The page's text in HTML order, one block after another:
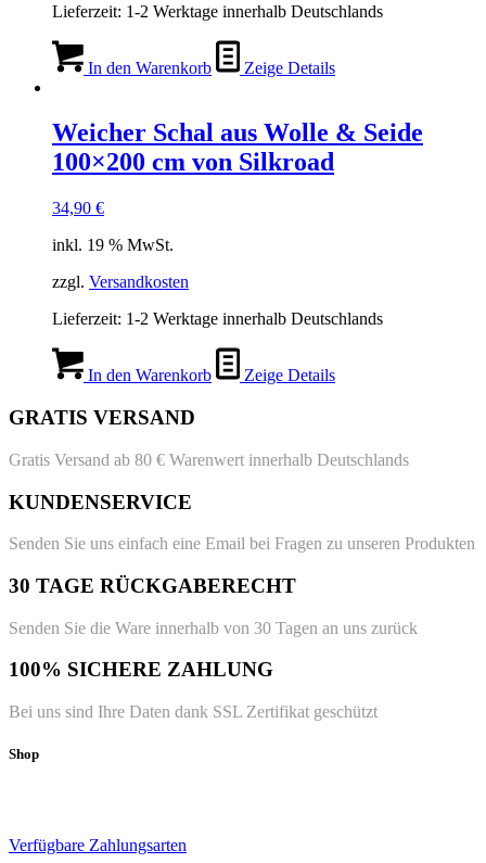
Lieferzeit: 1-2 Werktage innerhalb Deutschlands
In den Warenkorb Zeige Details
Weicher Schal aus Wolle & Seide
100×200 cm von Silkroad
34,90 €
inkl. 19 % MwSt.
zzgl. Versandkosten
Lieferzeit: 1-2 Werktage innerhalb Deutschlands
In den Warenkorb Zeige Details
GRATIS VERSAND
Gratis Versand ab 80 € Warenwert innerhalb Deutschlands
KUNDENSERVICE
Senden Sie uns einfach eine Email bei Fragen zu unseren Produkten
30 TAGE RÜCKGABERECHT
Senden Sie die Ware innerhalb von 30 Tagen an uns zurück
100% SICHERE ZAHLUNG
Bei uns sind Ihre Daten dank SSL Zertifikat geschützt
Shop
Verfügbare Zahlungsarten